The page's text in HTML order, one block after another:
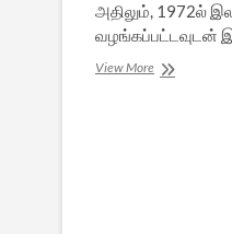
அதிலும், 1972ல்
வழங்கப்பட்டவுடன்
View Moreஇலங்கை